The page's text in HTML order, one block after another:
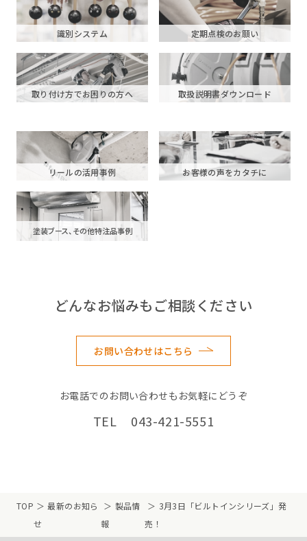
識別システム 定期点検のお願い
取り付け方でお困りの方へ 取扱説明書ダウンロード
リールの活用事例 お客様の声をカタチに
塗装ブース、その他特注品事例
どんなお悩みもご相談ください
お問い合わせはこちら
お電話でのお問い合わせもお気軽にどうぞ
TEL 043-421-5551
TOP
最新のお知ら
せ
製品情
報
3月3日「ビルトインシリーズ」発
売！